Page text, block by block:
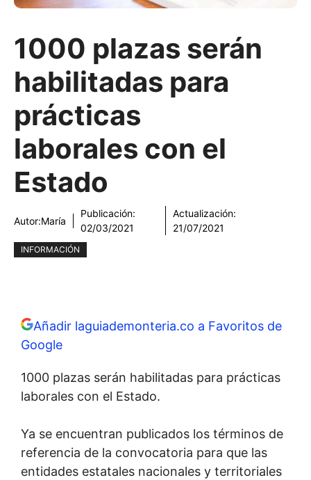
1000 plazas serán
habilitadas para
prácticas
laborales con el
Estado
Autor:María
Publicación:
02/03/2021
Actualización:
21/07/2021
INFORMACIÓN
Añadir laguiademonteria.co a Favoritos de
Google
1000 plazas serán habilitadas para prácticas
laborales con el Estado.
Ya se encuentran publicados los términos de
referencia de la convocatoria para que las
entidades estatales nacionales y territoriales